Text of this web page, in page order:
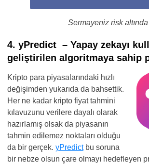
Sermayeniz risk altında
4. yPredict – Yapay zekayı
geliştirilen algoritmaya sahip
Kripto para piyasalarındaki hızlı
değişimden yukarıda da bahsettik.
Her ne kadar kripto fiyat tahmini
kılavuzunu verilere dayalı olarak
hazırlamış olsak da piyasanın
tahmin edilemez noktaları olduğu
da bir gerçek. yPredictbu soruna
bir nebze olsun çare olmayı hedefleyen